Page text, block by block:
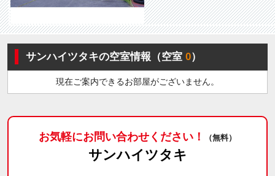
サンハイツタキの空室情報（空室0）
現在ご案内できるお部屋がございません。
お気軽にお問い合わせください！ （無料）
サンハイツタキ